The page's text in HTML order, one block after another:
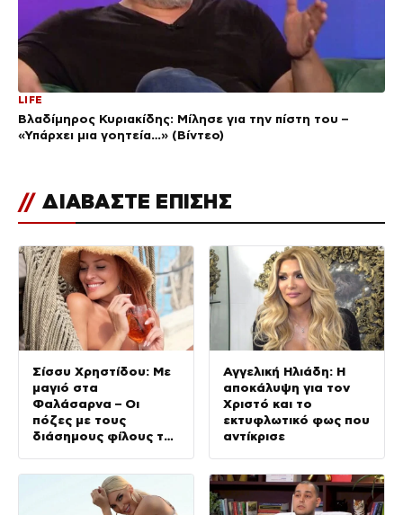
LIFE
Βλαδίμηρος Κυριακίδης: Μίλησε για την πίστη του –
«Υπάρχει μια γοητεία…» (Βίντεο)
// ΔΙΑΒΑΣΤΕ ΕΠΙΣΗΣ
Σίσσυ Χρηστίδου: Με
μαγιό στα
Φαλάσαρνα – Οι
πόζες με τους
διάσημους φίλους της
Αγγελική Ηλιάδη: Η
αποκάλυψη για τον
Χριστό και το
εκτυφλωτικό φως που
αντίκρισε